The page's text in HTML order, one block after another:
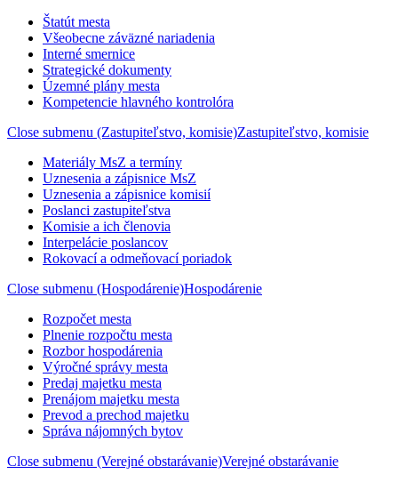
Štatút mesta
Všeobecne záväzné nariadenia
Interné smernice
Strategické dokumenty
Územné plány mesta
Kompetencie hlavného kontrolóra
Close submenu (Zastupiteľstvo, komisie)Zastupiteľstvo, komisie
Materiály MsZ a termíny
Uznesenia a zápisnice MsZ
Uznesenia a zápisnice komisií
Poslanci zastupiteľstva
Komisie a ich členovia
Interpelácie poslancov
Rokovací a odmeňovací poriadok
Close submenu (Hospodárenie)Hospodárenie
Rozpočet mesta
Plnenie rozpočtu mesta
Rozbor hospodárenia
Výročné správy mesta
Predaj majetku mesta
Prenájom majetku mesta
Prevod a prechod majetku
Správa nájomných bytov
Close submenu (Verejné obstarávanie)Verejné obstarávanie